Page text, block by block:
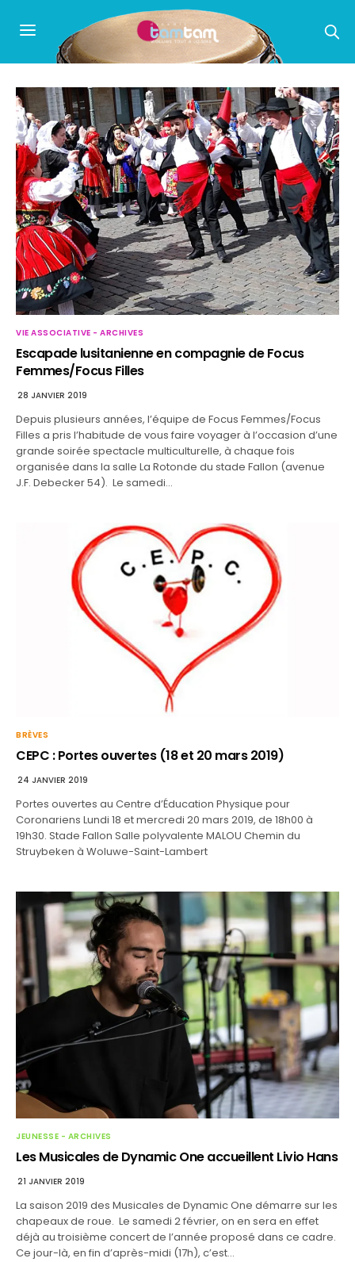
VIE ASSOCIATIVE - ARCHIVES
Escapade lusitanienne en compagnie de Focus
Femmes/Focus Filles
28 JANVIER 2019
Depuis plusieurs années, l’équipe de Focus Femmes/Focus
Filles a pris l’habitude de vous faire voyager à l’occasion d’une
grande soirée spectacle multiculturelle, à chaque fois
organisée dans la salle La Rotonde du stade Fallon (avenue
J.F. Debecker 54). Le samedi…
BRÈVES
CEPC : Portes ouvertes (18 et 20 mars 2019)
24 JANVIER 2019
Portes ouvertes au Centre d’Éducation Physique pour
Coronariens Lundi 18 et mercredi 20 mars 2019, de 18h00 à
19h30. Stade Fallon Salle polyvalente MALOU Chemin du
Struybeken à Woluwe-Saint-Lambert
JEUNESSE - ARCHIVES
Les Musicales de Dynamic One accueillent Livio Hans
21 JANVIER 2019
La saison 2019 des Musicales de Dynamic One démarre sur les
chapeaux de roue. Le samedi 2 février, on en sera en effet
déjà au troisième concert de l’année proposé dans ce cadre.
Ce jour-là, en fin d’après-midi (17h), c’est…